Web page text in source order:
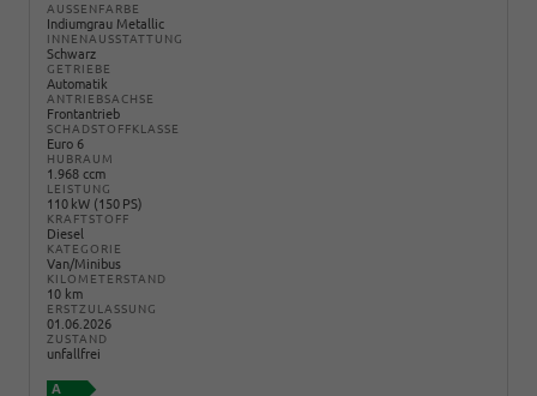
AUSSENFARBE
Indiumgrau Metallic
INNENAUSSTATTUNG
Schwarz
GETRIEBE
Automatik
ANTRIEBSACHSE
Frontantrieb
SCHADSTOFFKLASSE
Euro 6
HUBRAUM
1.968 ccm
LEISTUNG
110 kW (150 PS)
KRAFTSTOFF
Diesel
KATEGORIE
Van/Minibus
KILOMETERSTAND
10 km
ERSTZULASSUNG
01.06.2026
ZUSTAND
unfallfrei